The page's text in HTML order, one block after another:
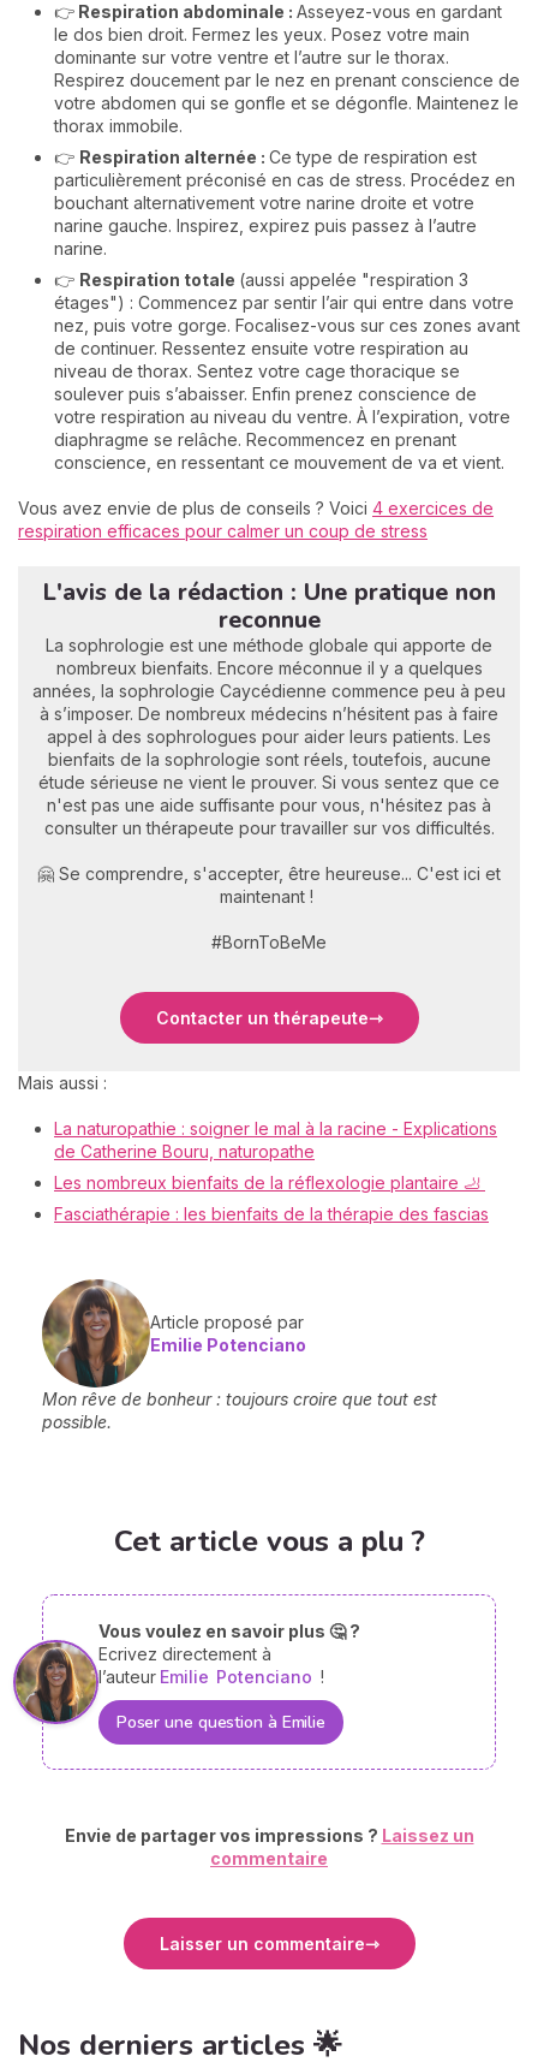
👉 Respiration abdominale : Asseyez-vous en gardant
le dos bien droit. Fermez les yeux. Posez votre main
dominante sur votre ventre et l’autre sur le thorax.
Respirez doucement par le nez en prenant conscience de
votre abdomen qui se gonfle et se dégonfle. Maintenez le
thorax immobile.
👉 Respiration alternée : Ce type de respiration est
particulièrement préconisé en cas de stress. Procédez en
bouchant alternativement votre narine droite et votre
narine gauche. Inspirez, expirez puis passez à l’autre
narine.
👉 Respiration totale (aussi appelée "respiration 3
étages") : Commencez par sentir l’air qui entre dans votre
nez, puis votre gorge. Focalisez-vous sur ces zones avant
de continuer. Ressentez ensuite votre respiration au
niveau de thorax. Sentez votre cage thoracique se
soulever puis s’abaisser. Enfin prenez conscience de
votre respiration au niveau du ventre. À l’expiration, votre
diaphragme se relâche. Recommencez en prenant
conscience, en ressentant ce mouvement de va et vient.
Vous avez envie de plus de conseils ? Voici 4 exercices de
respiration efficaces pour calmer un coup de stress
L'avis de la rédaction : Une pratique non
reconnue
La sophrologie est une méthode globale qui apporte de
nombreux bienfaits. Encore méconnue il y a quelques
années, la sophrologie Caycédienne commence peu à peu
à s’imposer. De nombreux médecins n’hésitent pas à faire
appel à des sophrologues pour aider leurs patients. Les
bienfaits de la sophrologie sont réels, toutefois, aucune
étude sérieuse ne vient le prouver. Si vous sentez que ce
n'est pas une aide suffisante pour vous, n'hésitez pas à
consulter un thérapeute pour travailler sur vos difficultés.
🤗 Se comprendre, s'accepter, être heureuse... C'est ici et
maintenant !
#BornToBeMe
Contacter un thérapeute
Mais aussi :
La naturopathie : soigner le mal à la racine - Explications
de Catherine Bouru, naturopathe
Les nombreux bienfaits de la réflexologie plantaire 🦶
Fasciathérapie : les bienfaits de la thérapie des fascias
Article proposé par
Emilie Potenciano
Mon rêve de bonheur : toujours croire que tout est
possible.
Cet article vous a plu ?
Vous voulez en savoir plus 🤔 ?
Ecrivez directement à
l’auteur Emilie Potenciano !
Poser une question à Emilie
Envie de partager vos impressions ? Laissez un
commentaire
Laisser un commentaire
Nos derniers articles 🌟